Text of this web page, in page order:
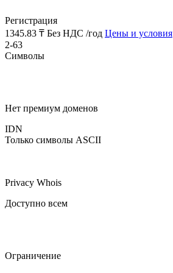
Регистрация
1345.83 ₸ Без НДС /год Цены и условия
2-63
Символы
Нет премиум доменов
IDN
Только символы ASCII
Privacy Whois
Доступно всем
Ограничение